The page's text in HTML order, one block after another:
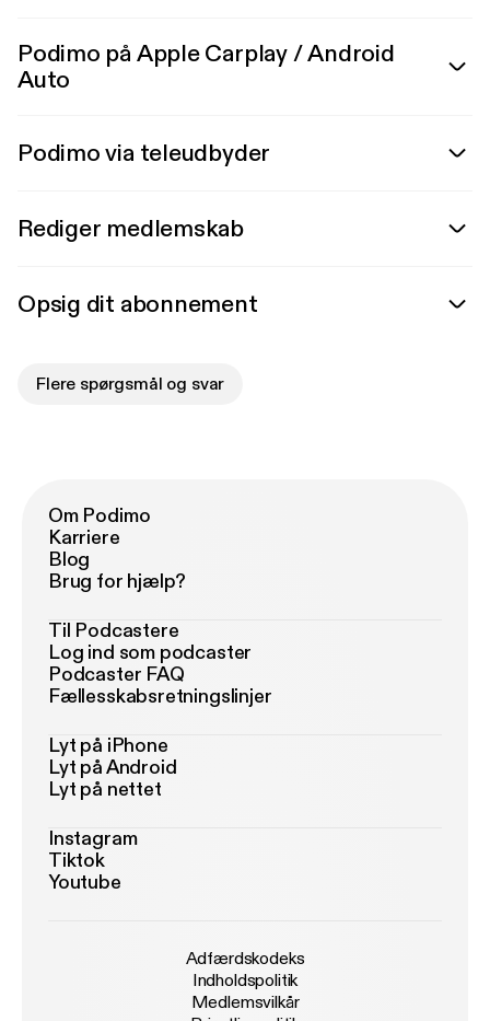
Podimo på Apple Carplay / Android
Auto
Podimo via teleudbyder
Rediger medlemskab
Opsig dit abonnement
Flere spørgsmål og svar
Om Podimo
Karriere
Blog
Brug for hjælp?
Til Podcastere
Log ind som podcaster
Podcaster FAQ
Fællesskabsretningslinjer
Lyt på iPhone
Lyt på Android
Lyt på nettet
Instagram
Tiktok
Youtube
Adfærdskodeks
Indholdspolitik
Medlemsvilkår